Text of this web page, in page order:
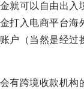
就可以自由出入
打入电商平台海
户（当然是经过
有跨境收款机构